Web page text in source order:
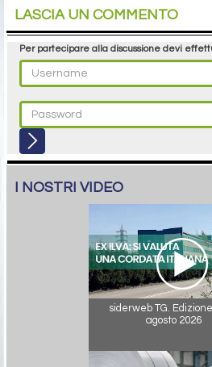
LASCIA UN COMMENTO
Per partecipare alla discussione devi
I NOSTRI VIDEO
siderweb TG.
agosto 2026